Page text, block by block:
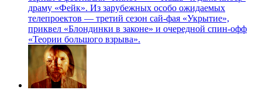
драму «Фейк». Из зарубежных особо ожидаемых
телепроектов — третий сезон сай-фая «Укрытие»,
приквел «Блондинки в законе» и очередной спин-офф
«Теории большого взрыва».